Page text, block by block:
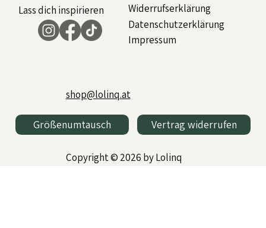
shop@lolinq.at
Größenumtausch Vertrag widerrufen
Copyright © 2026 by Lolinq
Widerrufserklärung
Datenschutzerklärung
Impressum
Lass dich inspirieren